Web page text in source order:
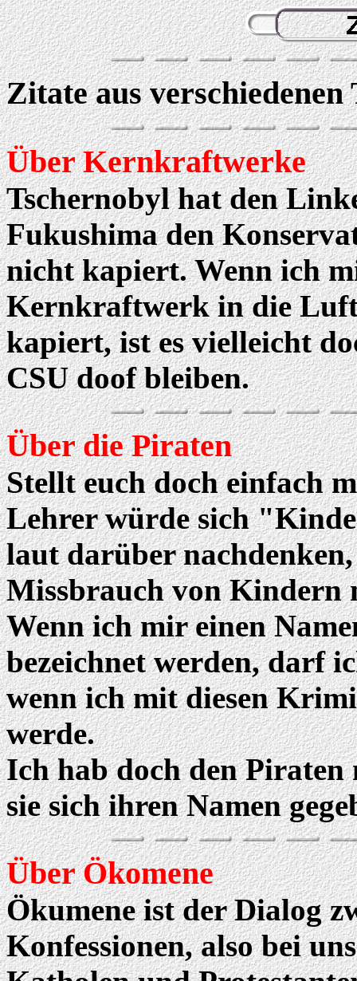
Zitate aus
Über Kernkraftwerke
Tschernobyl hat den
Fukushima den
nicht kapiert. Wenn ich
Kernkraftwerk in die Luft
kapiert, ist es vielleicht
CSU doof bleiben.
Über die Piraten
Stellt euch doch einfach
Lehrer würde sich
laut darüber nachdenken,
Missbrauch von Kindern
Wenn ich mir einen
bezeichnet werden, darf
wenn ich mit diesen
werde.
Ich hab doch den Piraten
sie sich ihren Namen
Über Ökomene
Ökumene ist der Dialog
Konfessionen, also bei